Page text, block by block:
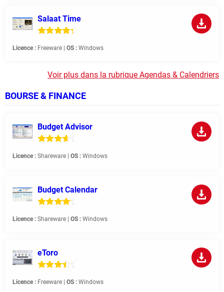
Salaat Time
Licence : Freeware | OS : Windows
Voir plus dans la rubrique Agendas & Calendriers
BOURSE & FINANCE
Budget Advisor
Licence : Shareware | OS : Windows
Budget Calendar
Licence : Shareware | OS : Windows
eToro
Licence : Freeware | OS : Windows